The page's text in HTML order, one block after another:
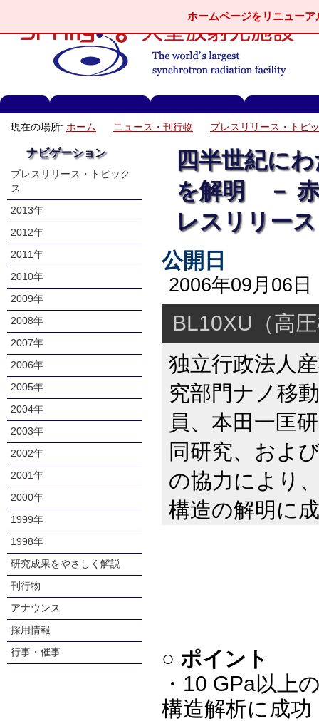
ホームページをリニューア
現在の場所: ホーム ニュース・刊行物 プレスリリース・トピ
ナビゲーション
プレスリリース・トピック
ス
2013年
2012年
2011年
2010年
2009年
2008年
2007年
2006年
2005年
2004年
2003年
2002年
2001年
2000年
1999年
1998年
研究成果をやさしく解説
刊行物
アナウンス
採用情報
行事・催事
四半世紀に
を解明 － 赤
レスリリー
公開日
2006年09月06日
BL10XU（高
独立行政法人
究部門ナノ移
員、本田一匡
同研究、およ
の協力により
構造の解明に
○ ポイント
・10 GPa以上
構造解析に成功